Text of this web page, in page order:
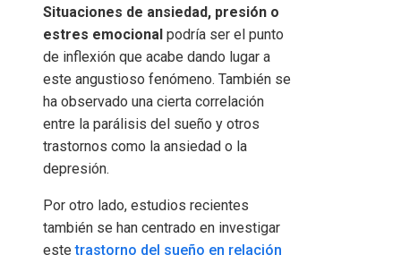
Situaciones de ansiedad, presión o
estres emocional podría ser el punto
de inflexión que acabe dando lugar a
este angustioso fenómeno. También se
ha observado una cierta correlación
entre la parálisis del sueño y otros
trastornos como la ansiedad o la
depresión.
Por otro lado, estudios recientes
también se han centrado en investigar
estetrastorno del sueño en relación